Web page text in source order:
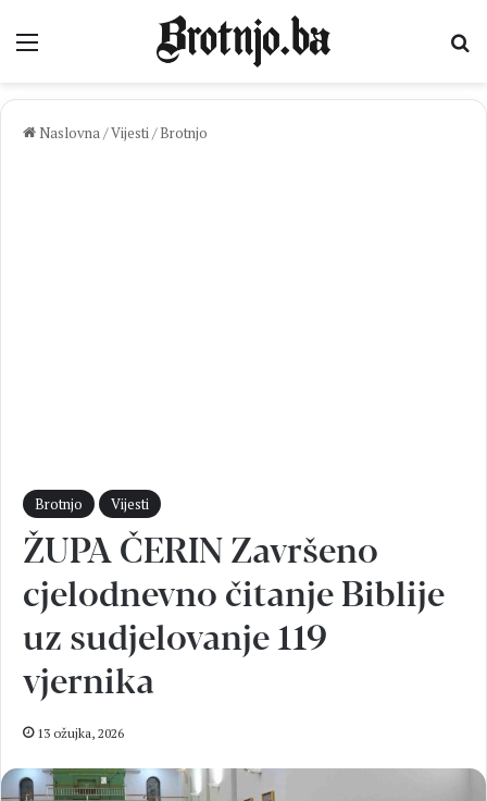
Izbornik
Naslovna/Vijesti/ Brotnjo
Brotnjo Vijesti
ŽUPA ČERIN Završeno
cjelodnevno čitanje Biblije
uz sudjelovanje 119
vjernika
13 ožujka, 2026